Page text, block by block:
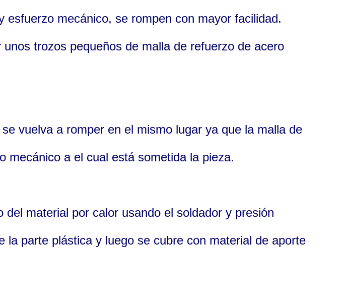
mecánico, se rompen con mayor facilidad.
trozos pequeños de malla de refuerzo de acero
vuelva a romper en el mismo lugar ya que la malla de
mecánico a el cual está sometida la pieza.
material por calor usando el soldador y presión
parte plástica y luego se cubre con material de aporte